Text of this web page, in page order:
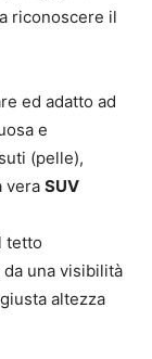
riconoscere il
ed adatto ad
e
(pelle),
vera SUV
tetto
una visibilità
altezza